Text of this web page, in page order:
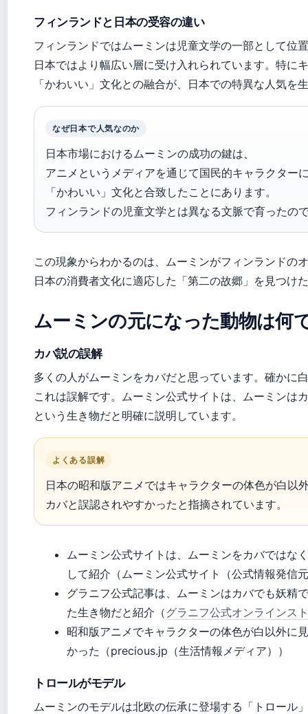
フィンランドと日本の受容の違い
フィンランドではムーミンは児童文学の一部として位
日本ではより幅広い層に受け入れられています。特に
「かわいい」文化との融合が、日本での特異な人気を
なぜ日本で人気なのか
日本市場におけるムーミンの成功の鍵は、
アニメというメディアを通じて国民的キャラクター
「かわいい」文化と合致したことにあります。
フィンランドの児童文学とは異なる文脈で育ったの
この現象からわかるのは、ムーミンがフィンランドの
日本の消費者文化に適応した「第二の故郷」を見つけ
ムーミンの元になった動物は何
カバ説の誤解
多くの人がムーミンをカバだと思っています。確かに
これは誤解です。ムーミン公式サイトは、ムーミンは
という生き物だと明確に説明しています。
よくある誤解
日本の昭和版アニメではキャラクターの体色が白以
カバと誤認されやすかったと指摘されています。
ムーミン公式サイトは、ムーミンをカバではな
して紹介（ムーミン公式サイト（公式情報発信
グラニフ公式記事は、ムーミンはカバでも妖精
た生き物だと紹介（グラニフ公式オンラインス
昭和版アニメでキャラクターの体色が白以外に
かった（precious.jp（生活情報メディア））
トロールがモデル
ムーミンのモデルは北欧の伝承に登場する「トロール